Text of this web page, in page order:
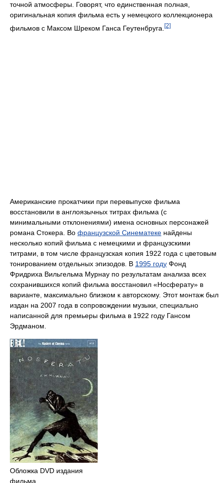
точной атмосферы. Говорят, что единственная полная,
оригинальная копия фильма есть у немецкого коллекционера
фильмов с Максом Шреком Ганса Геутенбруга. [2]
Американские прокатчики при перевыпуске фильма
восстановили в англоязычных титрах фильма (с
минимальными отклонениями) имена основных персонажей
романа Стокера. Во французской Синематеке найдены
несколько копий фильма с немецкими и французскими
титрами, в том числе французская копия 1922 года с цветовым
тонированием отдельных эпизодов. В 1995 году Фонд
Фридриха Вильгельма Мурнау по результатам анализа всех
сохранившихся копий фильма восстановил «Носферату» в
варианте, максимально близком к авторскому. Этот монтаж был
издан на 2007 года в сопровождении музыки, специально
написанной для премьеры фильма в 1922 году Гансом
Эрдманом.
Обложка DVD издания
фильма